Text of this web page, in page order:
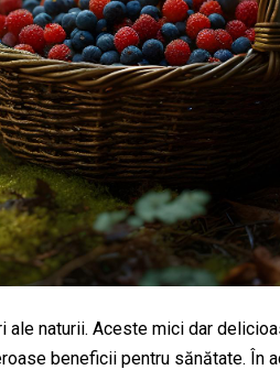
ale naturii. Aceste mici dar
beneficii pentru sănătate. În